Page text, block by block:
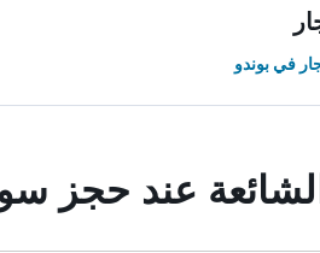
في بوندو
الشائعة عند حجز